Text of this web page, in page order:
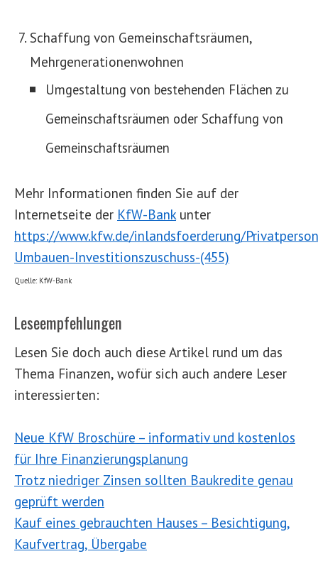
Schaffung von Gemeinschaftsräumen,
Mehrgenerationenwohnen
Umgestaltung von bestehenden Flächen zu
Gemeinschaftsräumen oder Schaffung von
Gemeinschaftsräumen
Mehr Informationen finden Sie auf der
Internetseite der KfW-Bankunter
https://www.kfw.de/inlandsfoerderung/
Umbauen-Investitionszuschuss-(455)
Quelle: KfW-Bank
Leseempfehlungen
Lesen Sie doch auch diese Artikel rund um das
Thema Finanzen, wofür sich auch andere Leser
interessierten:
Neue KfW Broschüre – informativ und kostenlos
für Ihre Finanzierungsplanung
Trotz niedriger Zinsen sollten Baukredite genau
geprüft werden
Kauf eines gebrauchten Hauses – Besichtigung,
Kaufvertrag, Übergabe